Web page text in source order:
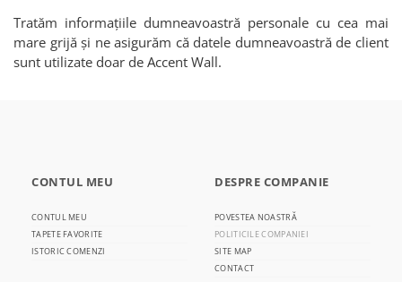
Tratăm informațiile dumneavoastră personale cu cea mai
mare grijă și ne asigurăm că datele dumneavoastră de client
sunt utilizate doar de Accent Wall.
CONTUL MEU
CONTUL MEU
TAPETE FAVORITE
ISTORIC COMENZI
DESPRE COMPANIE
POVESTEA NOASTRĂ
POLITICILE COMPANIEI
SITE MAP
CONTACT